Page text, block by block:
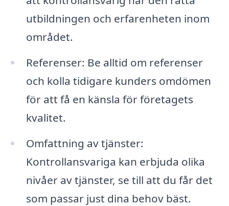
utbildningen och erfarenheten inom
området.
Referenser: Be alltid om referenser
och kolla tidigare kunders omdömen
för att få en känsla för företagets
kvalitet.
Omfattning av tjänster:
Kontrollansvariga kan erbjuda olika
nivåer av tjänster, se till att du får det
som passar just dina behov bäst.